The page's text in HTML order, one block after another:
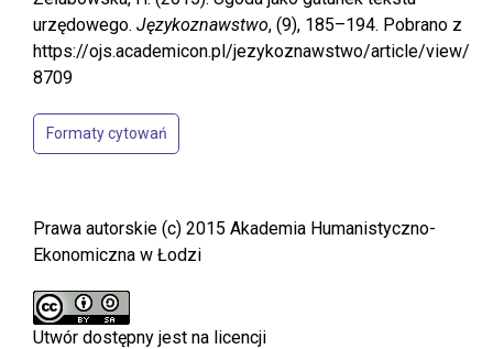
urzędowego. Językoznawstwo, (9), 185–194. Pobrano z
https://ojs.academicon.pl/jezykoznawstwo/article/view/
8709
Formaty cytowań
Prawa autorskie (c) 2015 Akademia Humanistyczno-
Ekonomiczna w Łodzi
Utwór dostępny jest na licencji